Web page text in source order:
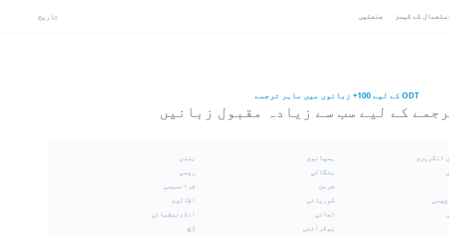
استعمال کے کیسز صنعتیں تاریخ
ODT کے لیے 100+ زبانوں میں ماہر ترجمے
انگریزی ہسپانوی
ہندی
بنگالی
روسی
جرمن
فرانسیسی
کوریائی
اطالوی
تھائی
انڈونیشیائی
یوکرائنی
ڈچ